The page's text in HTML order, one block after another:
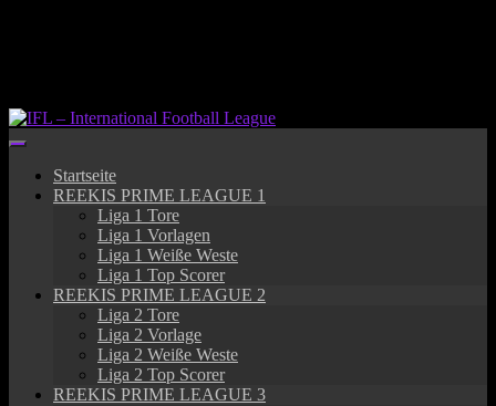
Startseite
REEKIS PRIME LEAGUE 1
Liga 1 Tore
Liga 1 Vorlagen
Liga 1 Weiße Weste
Liga 1 Top Scorer
REEKIS PRIME LEAGUE 2
Liga 2 Tore
Liga 2 Vorlage
Liga 2 Weiße Weste
Liga 2 Top Scorer
REEKIS PRIME LEAGUE 3